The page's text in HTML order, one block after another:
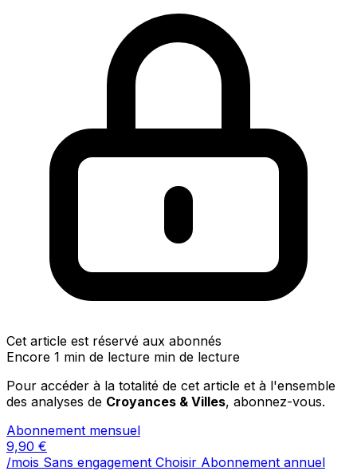
Cet article est réservé aux abonnés
Encore 1 min de lecture min de lecture
Pour accéder à la totalité de cet article et à l'ensemble
des analyses de Croyances & Villes, abonnez-vous.
Abonnement mensuel
9,90 €
/mois Sans engagement Choisir Abonnement annuel